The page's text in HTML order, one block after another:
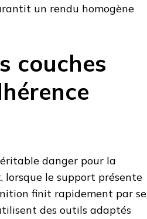
un rendu homogène
couches
danger pour la
lorsque le support présente
finit rapidement par se
des outils adaptés